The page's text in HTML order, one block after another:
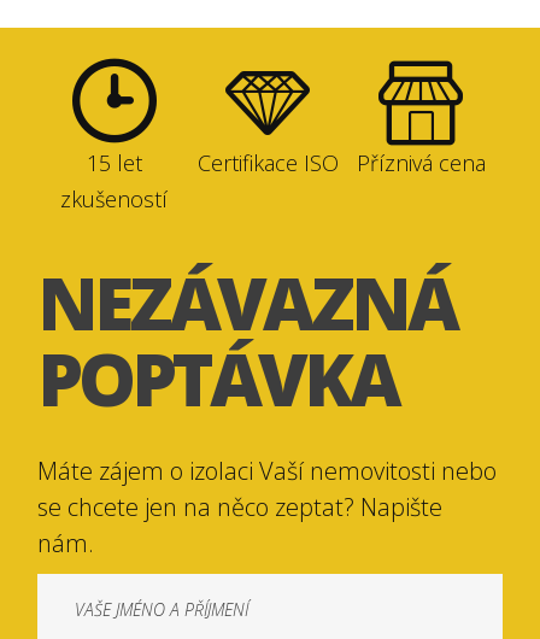
15 let
zkušeností
Certifikace ISO Příznivá cena
NEZÁVAZNÁ
POPTÁVKA
Máte zájem o izolaci Vaší nemovitosti nebo
se chcete jen na něco zeptat? Napište
nám.